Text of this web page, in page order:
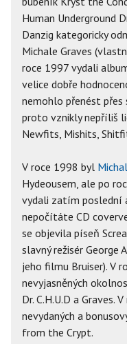
Human Underground
Danzig kategoricky
Michale Graves
roce 1997 vydali
velice dobře
nemohlo přenést přes
proto vznikly nepříliš
Newfits, Mishits,
V roce 1998 byl
Hydeousem, ale po
vydali zatím poslední
nepočítáte CD
se objevila píseň
slavný režisér George
jeho filmu Bruiser). V
nevyjasněných
Dr. C.H.U.D a Graves.
nevydaných a
from the Crypt.